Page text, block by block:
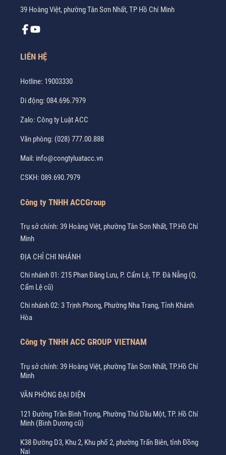
39 Hoàng Việt, phường Tân Sơn Nhất, TP Hồ Chí Minh
LIÊN HỆ
Hotline: 19003330
Di động: 084.696.7979
Zalo: Công ty Luật ACC
Văn phòng: (028) 777.00.888
Mail: info@congtyluatacc.vn
CSKH: 089.690.7979
Công ty TNHH ACCGroup
Trụ sở chính: 39 Hoàng Việt, phường Tân Sơn Nhất, TP.Hồ Chí
Minh
ĐỊA CHỈ CHI NHÁNH
Chi nhánh 01: 215 Phan Đăng Lưu, P. Cẩm Lệ, TP. Đà Nẵng (Q.
Cẩm Lệ cũ)
Chi nhánh 02: 3 Trịnh Phong, Phường Nha Trang, Tỉnh Khánh
Hòa
Công ty TNHH ACC GROUP VIETNAM
Trụ sở chính: 39 Hoàng Việt, phường Tân Sơn Nhất, TP.Hồ Chí
Minh
VĂN PHÒNG ĐẠI DIỆN
121 Đường Trần Bình Trọng, Phường Thủ Dầu Một, TP. Hồ Chí
Minh (Bình Dương cũ)
K38 Đường D3, Khu 2, Khu phố 2, phường Trấn Biên, tỉnh Đồng
Nai